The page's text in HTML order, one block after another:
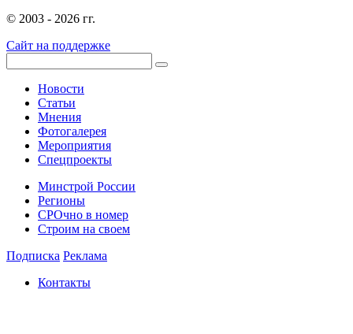
© 2003 - 2026 гг.
Сайт на поддержке
Новости
Статьи
Мнения
Фотогалерея
Мероприятия
Спецпроекты
Минстрой России
Регионы
СРОчно в номер
Строим на своем
Подписка Реклама
Контакты